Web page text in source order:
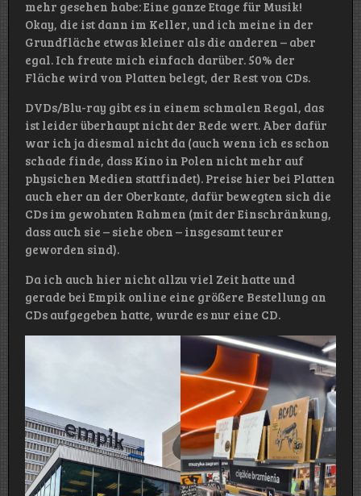
mehr gesehen habe: Eine ganze Etage für Musik!
Okay, die ist dann im Keller, und ich meine in der
Grundfläche etwas kleiner als die anderen – aber
egal. Ich freute mich einfach darüber. 50% der
Fläche wird von Platten belegt, der Rest von CDs.
DVDs/Blu-ray gibt es in einem schmalen Regal, das
ist leider überhaupt nicht der Rede wert. Aber dafür
war ich ja diesmal nicht da (auch wenn ich es schon
schade finde, dass Kino in Polen nicht mehr auf
physichen Medien stattfindet). Preise hier bei Platten
auch eher an der Oberkante, dafür bewegten sich die
CDs im gewohnten Rahmen (mit der Einschränkung,
dass auch sie – siehe oben – insgesamt teurer
geworden sind).
Da ich auch hier nicht allzu viel Zeit hatte und
gerade bei Empik online eine größere Bestellung an
CDs aufgegeben hatte, wurde es nur eine CD.